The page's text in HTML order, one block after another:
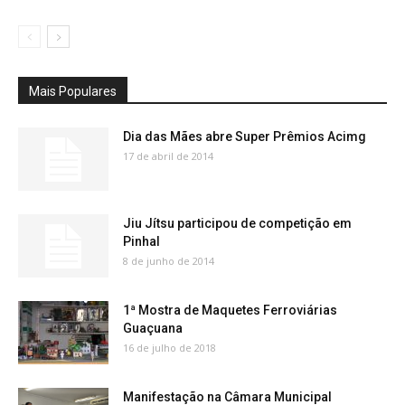
Mais Populares
Dia das Mães abre Super Prêmios Acimg
17 de abril de 2014
Jiu Jítsu participou de competição em
Pinhal
8 de junho de 2014
1ª Mostra de Maquetes Ferroviárias
Guaçuana
16 de julho de 2018
Manifestação na Câmara Municipal